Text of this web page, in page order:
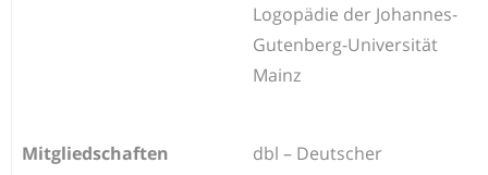
Logopädie der Johannes-
Gutenberg-Universität
Mainz
Mitgliedschaften
dbl – Deutscher